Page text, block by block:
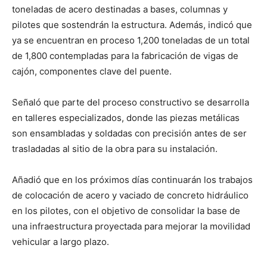
toneladas de acero destinadas a bases, columnas y
pilotes que sostendrán la estructura. Además, indicó que
ya se encuentran en proceso 1,200 toneladas de un total
de 1,800 contempladas para la fabricación de vigas de
cajón, componentes clave del puente.
Señaló que parte del proceso constructivo se desarrolla
en talleres especializados, donde las piezas metálicas
son ensambladas y soldadas con precisión antes de ser
trasladadas al sitio de la obra para su instalación.
Añadió que en los próximos días continuarán los trabajos
de colocación de acero y vaciado de concreto hidráulico
en los pilotes, con el objetivo de consolidar la base de
una infraestructura proyectada para mejorar la movilidad
vehicular a largo plazo.